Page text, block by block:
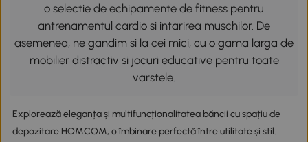
o selectie de echipamente de fitness pentru
antrenamentul cardio si intarirea muschilor. De
asemenea, ne gandim si la cei mici, cu o gama larga de
mobilier distractiv si jocuri educative pentru toate
varstele.
Explorează eleganța și multifuncționalitatea băncii cu spațiu de
depozitare HOMCOM, o îmbinare perfectă între utilitate și stil.